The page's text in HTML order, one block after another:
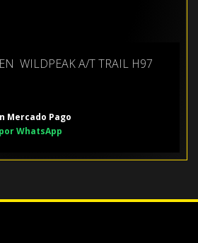
WILDPEAK A/T TRAIL H97
Mercado Pago
WhatsApp